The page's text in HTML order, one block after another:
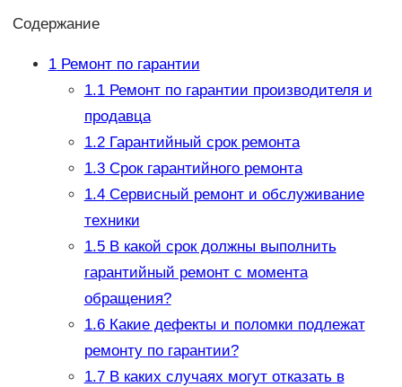
Содержание
1Ремонт по гарантии
1.1Ремонт по гарантии производителя и
продавца
1.2Гарантийный срок ремонта
1.3Срок гарантийного ремонта
1.4Сервисный ремонт и обслуживание
техники
1.5В какой срок должны выполнить
гарантийный ремонт с момента
обращения?
1.6Какие дефекты и поломки подлежат
ремонту по гарантии?
1.7В каких случаях могут отказать в